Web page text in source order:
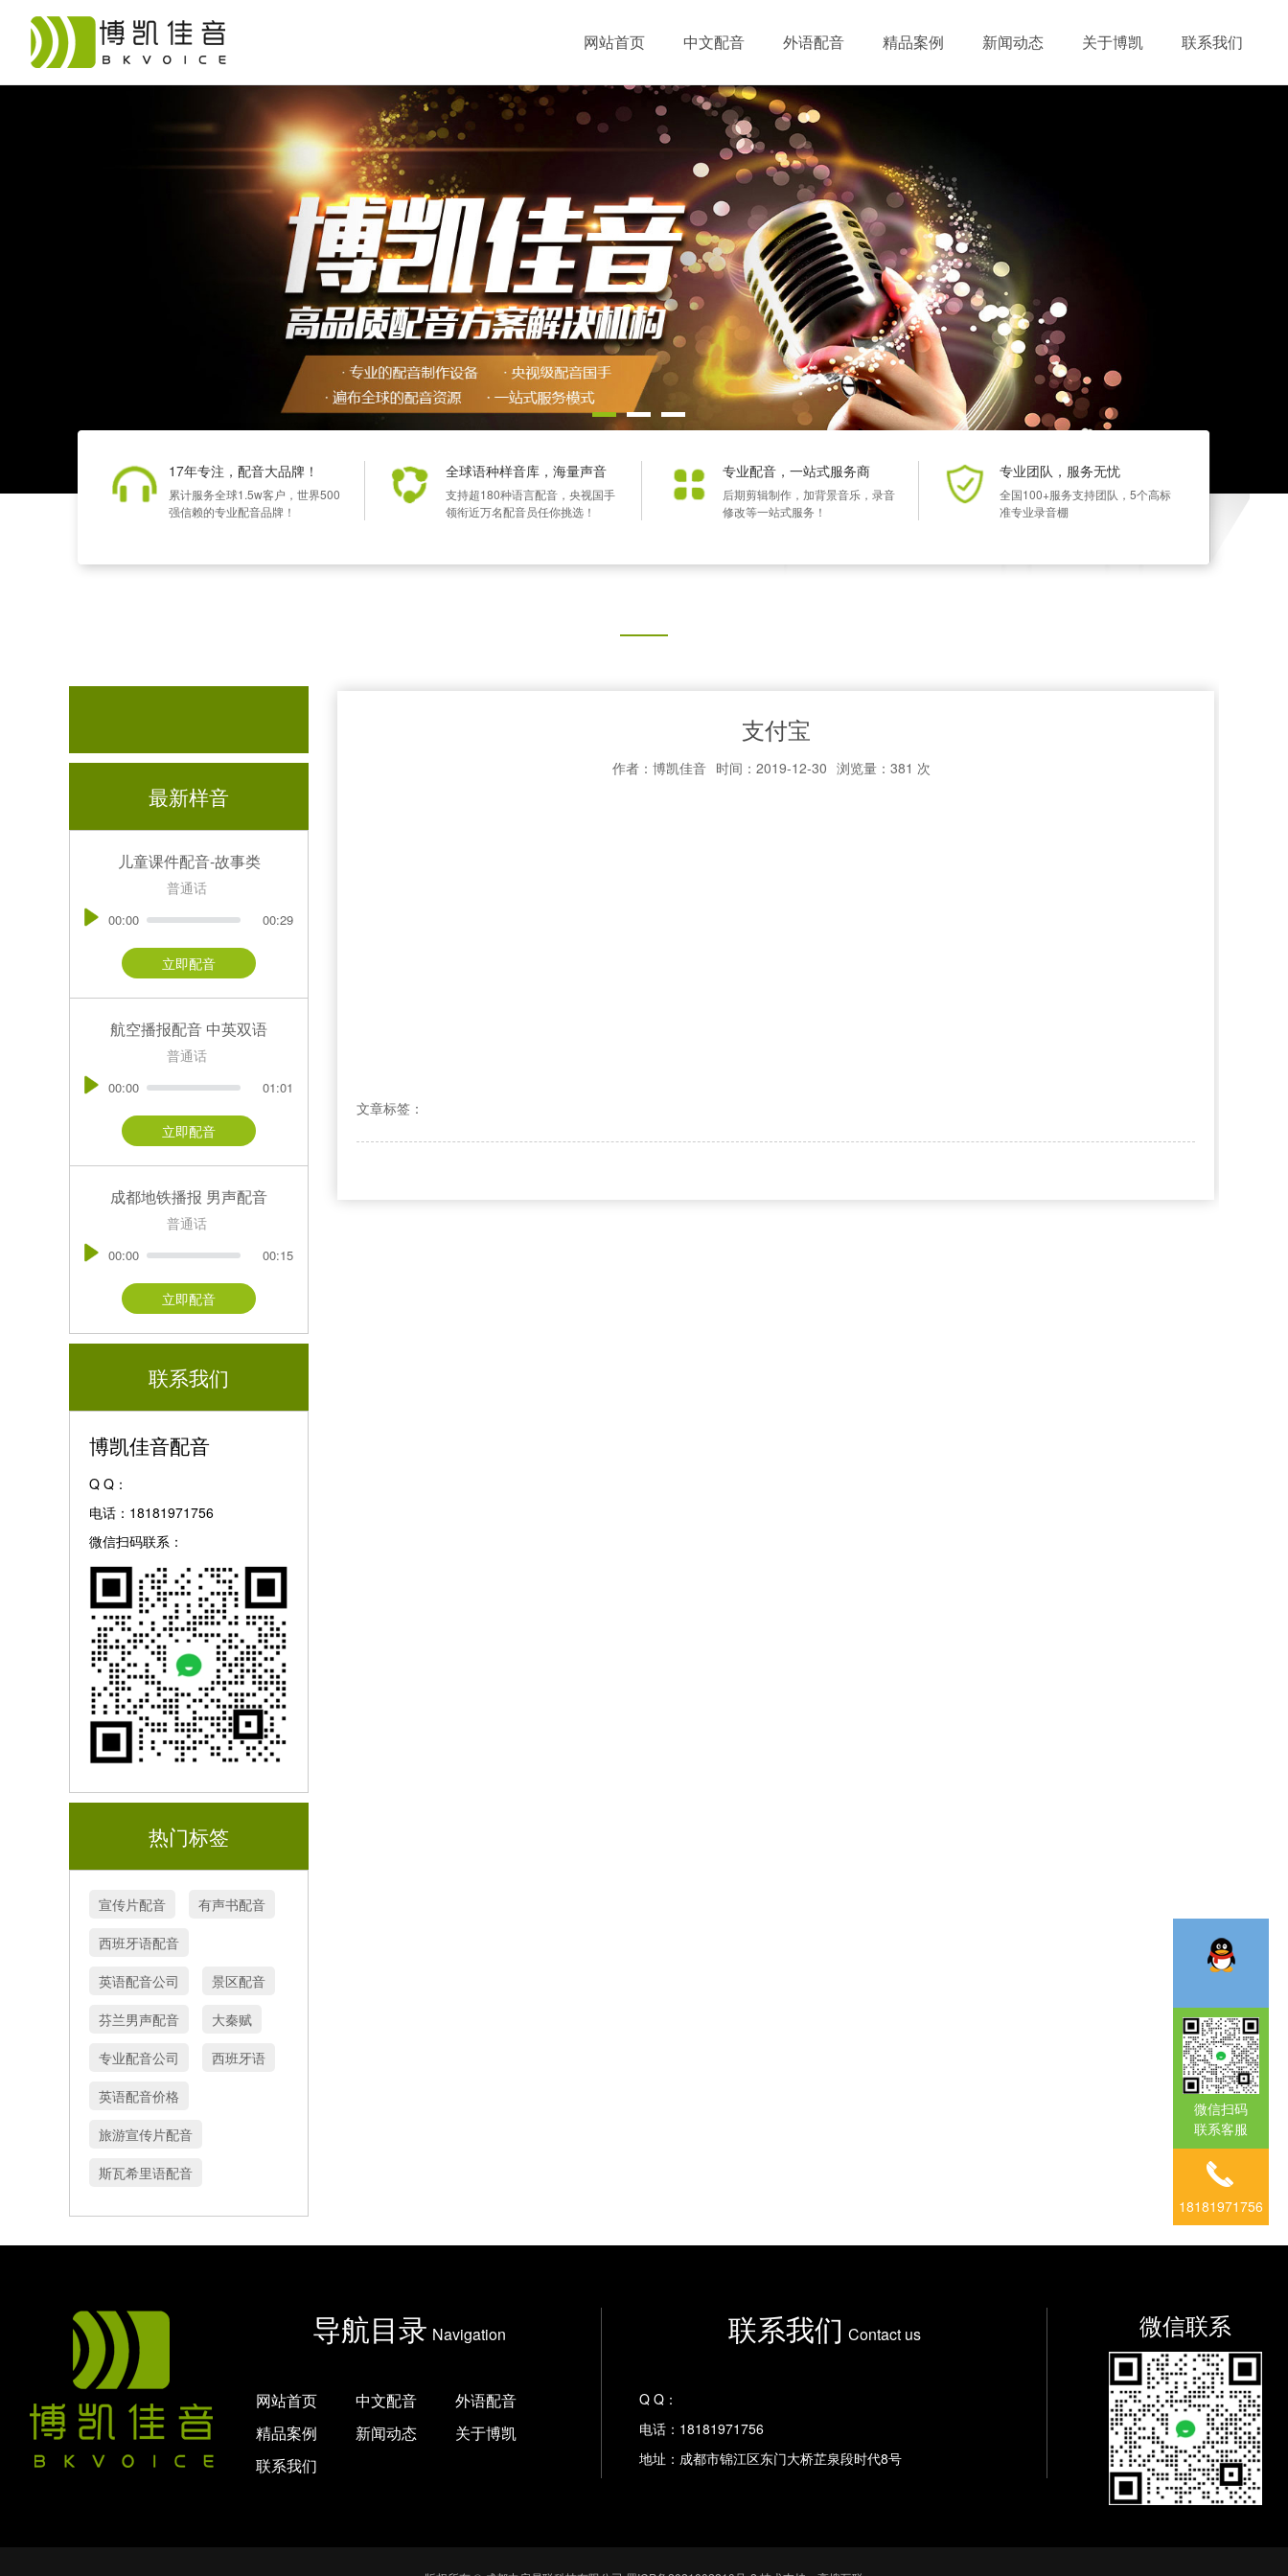
网站首页 中文配音 外语配音 精品案例 新闻动态 关于博凯 联系我们
17年专注，配音大品牌！
累计服务全球1.5w客户，世界500
强信赖的专业配音品牌！
全球语种样音库，海量声音
支持超180种语言配音，央视国手
领衔近万名配音员任你挑选！
专业配音，一站式服务商
后期剪辑制作，加背景音乐，录音
修改等一站式服务！
专业团队，服务无忧
全国100+服务支持团队，5个高标
准专业录音棚
最新样音
儿童课件配音-故事类
普通话
00:00 00:29
立即配音
航空播报配音 中英双语
普通话
00:00 01:01
立即配音
成都地铁播报 男声配音
普通话
00:00 00:15
立即配音
联系我们
博凯佳音配音
Q Q：
电话：18181971756
微信扫码联系：
热门标签
宣传片配音
有声书配音
西班牙语配音
英语配音公司
景区配音
芬兰男声配音
大秦赋
专业配音公司
西班牙语
英语配音价格
旅游宣传片配音
斯瓦希里语配音
支付宝
作者：博凯佳音 时间：2019-12-30 浏览量：381 次
文章标签：
导航目录 Navigation
网站首页 中文配音
外语配音
精品案例
新闻动态
关于博凯
联系我们
联系我们 Contact us
Q Q：
电话：18181971756
地址：成都市锦江区东门大桥芷泉段时代8号
微信联系
微信扫码
联系客服
18181971756